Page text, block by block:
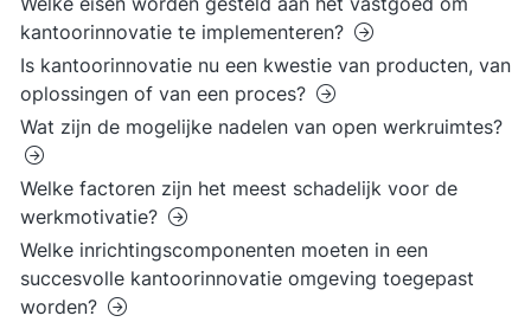
kantoorinnovatie te implementeren?
Is kantoorinnovatie nu een kwestie van producten, van
oplossingen of van een proces?
Wat zijn de mogelijke nadelen van open werkruimtes?
Welke factoren zijn het meest schadelijk voor de
werkmotivatie?
Welke inrichtingscomponenten moeten in een
succesvolle kantoorinnovatie omgeving toegepast
worden?